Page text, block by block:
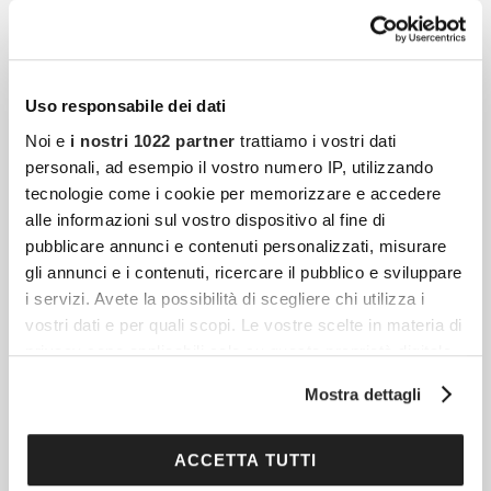
Uso responsabile dei dati
Noi e i nostri 1022 partner trattiamo i vostri dati
personali, ad esempio il vostro numero IP, utilizzando
tecnologie come i cookie per memorizzare e accedere
alle informazioni sul vostro dispositivo al fine di
pubblicare annunci e contenuti personalizzati, misurare
gli annunci e i contenuti, ricercare il pubblico e sviluppare
i servizi. Avete la possibilità di scegliere chi utilizza i
vostri dati e per quali scopi. Le vostre scelte in materia di
privacy sono applicabili solo su questa proprietà digitale
modificare o revocare il proprio consenso in qualsiasi
momento dalla Dichiarazione sui cookie o facendo clic
sull'icona di attivazione della privacy.
Mostra dettagli
ACCETTA TUTTI
Cous Cous Estivo: 10 Ricette Semplici, Veloci E
Fresche Da Portare In Spiaggia
Cous cous estivo: 10 ricette fresche, veloci e
Idee facili per pranzi leggeri e saporiti sotto
l’ombrellone.
Come Coltivare Il Basilico Sul Balcone: Errori Da
Evitare
Come si fa a non amare il basilico? È lui il
che più di ogni altra cosa sa di